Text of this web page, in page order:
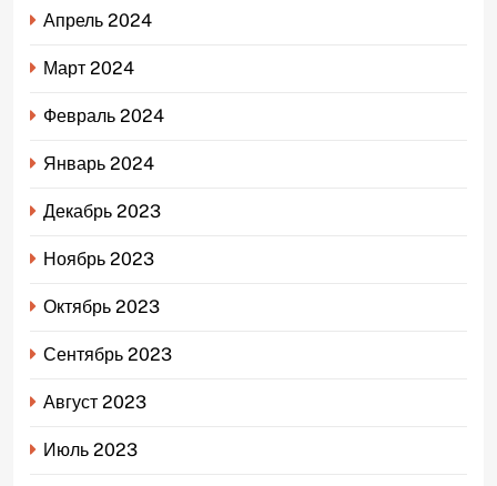
Апрель 2024
Март 2024
Февраль 2024
Январь 2024
Декабрь 2023
Ноябрь 2023
Октябрь 2023
Сентябрь 2023
Август 2023
Июль 2023